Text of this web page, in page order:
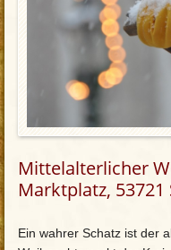
Mittelalterlicher
Marktplatz, 53721
Ein wahrer Schatz ist der